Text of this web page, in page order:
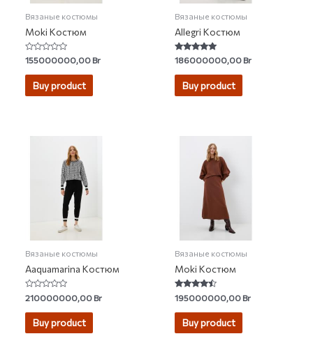
Вязаные костюмы
Moki Костюм
Rated
0
out
155000000,00Br
Buy product
Вязаные костюмы
Allegri Костюм
Rated
5.00
out of 5
186000000,00Br
Buy product
Вязаные костюмы
Aaquamarina Костюм
Rated
0
out
210000000,00Br
Buy product
Вязаные костюмы
Moki Костюм
Rated
4.20
out of 5
195000000,00Br
Buy product